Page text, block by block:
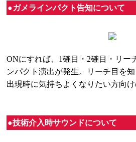
●ガメラインパクト告知について
ONにすれば、1確目・2確目・リー
ンパクト演出が発生。リーチ目を
出現時に気持ちよくなりたい方向け
●技術介入時サウンドについて